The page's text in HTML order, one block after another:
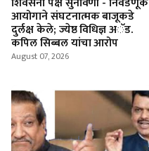
आयोगाने संघटनात्मक बाजूकडे
दुर्लक्ष केले; ज्येष्ठ विधिज्ञ अॅड.
कपिल सिब्बल यांचा आरोप
August 07, 2026